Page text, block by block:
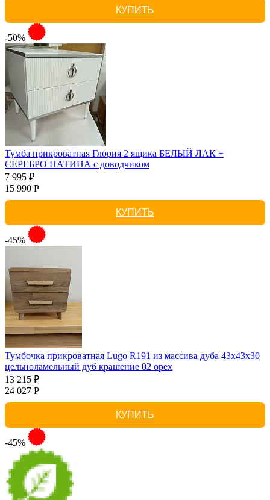
КУПИТЬ
-50%
Тумба прикроватная Глория 2 ящика БЕЛЫЙ ЛАК +
СЕРЕБРО ПАТИНА с доводчиком
7 995 ₽
15 990 Р
КУПИТЬ
-45%
Тумбочка прикроватная Lugo R191 из массива дуба 43х43х30
цельноламельный дуб крашение 02 орех
13 215 ₽
24 027 Р
КУПИТЬ
-45%